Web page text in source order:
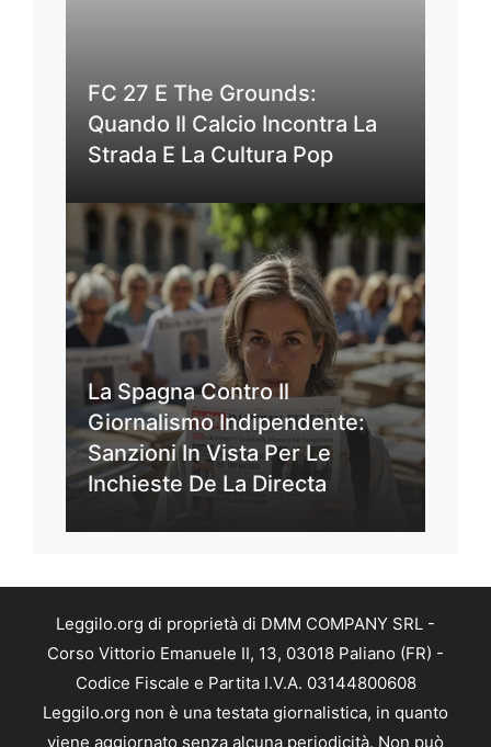
FC 27 E The Grounds:
Quando Il Calcio Incontra La
Strada E La Cultura Pop
La Spagna Contro Il
Giornalismo Indipendente:
Sanzioni In Vista Per Le
Inchieste De La Directa
Leggilo.org di proprietà di DMM COMPANY SRL -
Corso Vittorio Emanuele II, 13, 03018 Paliano (FR) -
Codice Fiscale e Partita I.V.A. 03144800608
Leggilo.org non è una testata giornalistica, in quanto
viene aggiornato senza alcuna periodicità. Non può